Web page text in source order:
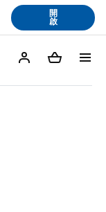
開
啟